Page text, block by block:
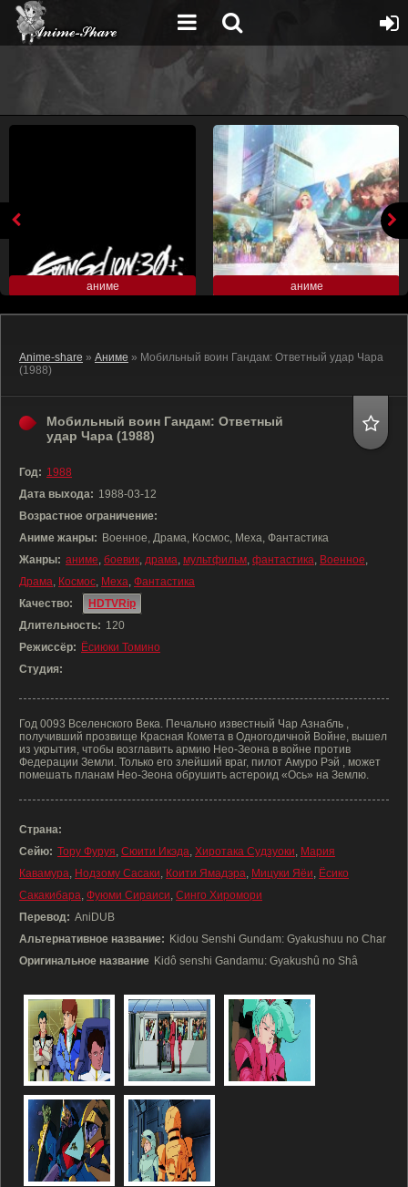
аниме аниме
Anime-share » Аниме » Мобильный воин Гандам: Ответный удар Чара
(1988)
Мобильный воин Гандам: Ответный
удар Чара (1988)
Год: 1988
Дата выхода: 1988-03-12
Возрастное ограничение:
Аниме жанры: Военное, Драма, Космос, Меха, Фантастика
Жанры: аниме, боевик, драма, мультфильм, фантастика, Военное,
Драма, Космос, Меха, Фантастика
Качество:
HDTVRip
Длительность: 120
Режиссёр: Ёсиюки Томино
Студия:
Год 0093 Вселенского Века. Печально известный Чар Азнабль ,
получивший прозвище Красная Комета в Одногодичной Войне, вышел
из укрытия, чтобы возглавить армию Нео-Зеона в войне против
Федерации Земли. Только его злейший враг, пилот Амуро Рэй , может
помешать планам Нео-Зеона обрушить астероид «Ось» на Землю.
Страна:
Сейю: Тору Фуруя, Сюити Икэда, Хиротака Судзуоки, Мария
Кавамура, Нодзому Сасаки, Коити Ямадэра, Мицуки Яёи, Ёсико
Сакакибара, Фуюми Сираиси, Синго Хиромори
Перевод: AniDUB
Альтернативное название: Kidou Senshi Gundam: Gyakushuu no Char
Оригинальное название Kidô senshi Gandamu: Gyakushû no Shâ